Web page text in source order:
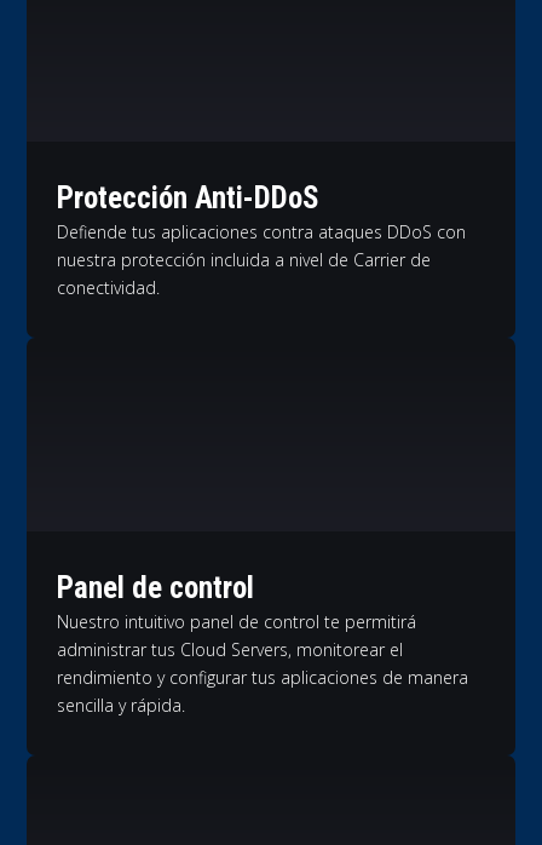
Protección Anti-DDoS
Defiende tus aplicaciones contra ataques DDoS con
nuestra protección incluida a nivel de Carrier de
conectividad.
Panel de control
Nuestro intuitivo panel de control te permitirá
administrar tus Cloud Servers, monitorear el
rendimiento y configurar tus aplicaciones de manera
sencilla y rápida.